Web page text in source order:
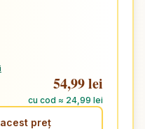
54,99 lei
cu cod ≈ 24,99 lei
preț